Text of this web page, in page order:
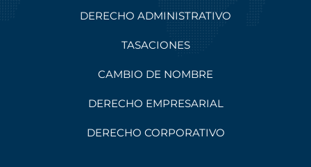
DERECHO ADMINISTRATIVO
TASACIONES
CAMBIO DE NOMBRE
DERECHO EMPRESARIAL
DERECHO CORPORATIVO